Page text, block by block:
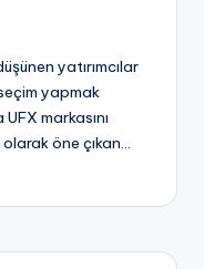
yatırımcılar
yapmak
markasını
öne çıkan…